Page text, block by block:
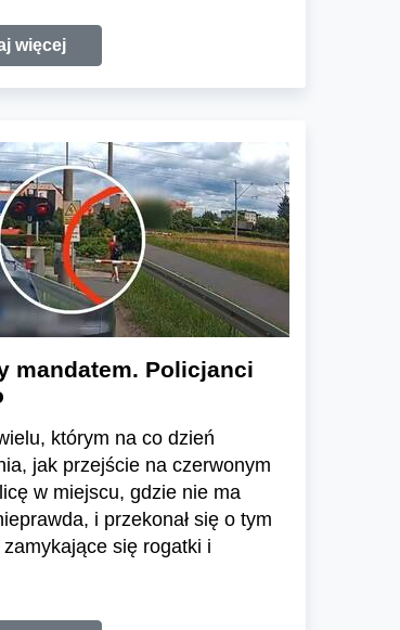
więcej
mandatem. Policjanci
którym na co dzień
jak przejście na czerwonym
w miejscu, gdzie nie ma
i przekonał się o tym
zamykające się rogatki i